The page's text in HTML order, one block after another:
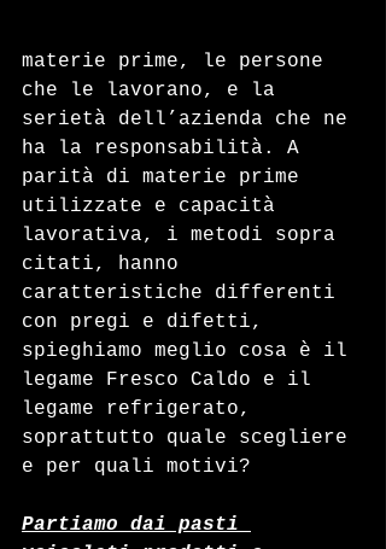
materie prime, le persone
che le lavorano, e la
serietà dell’azienda che ne
ha la responsabilità. A
parità di materie prime
utilizzate e capacità
lavorativa, i metodi sopra
citati, hanno
caratteristiche differenti
con pregi e difetti,
spieghiamo meglio cosa è il
legame Fresco Caldo e il
legame refrigerato,
soprattutto quale scegliere
e per quali motivi?
Partiamo dai pasti